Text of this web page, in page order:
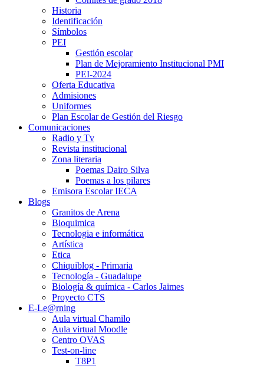
Historia
Identificación
Símbolos
PEI
Gestión escolar
Plan de Mejoramiento Institucional PMI
PEI-2024
Oferta Educativa
Admisiones
Uniformes
Plan Escolar de Gestión del Riesgo
Comunicaciones
Radio y Tv
Revista institucional
Zona literaria
Poemas Dairo Silva
Poemas a los pilares
Emisora Escolar IECA
Blogs
Granitos de Arena
Bioquimica
Tecnologia e informática
Artística
Etica
Chiquiblog - Primaria
Tecnología - Guadalupe
Biología & química - Carlos Jaimes
Proyecto CTS
E-Le@rning
Aula virtual Chamilo
Aula virtual Moodle
Centro OVAS
Test-on-line
T8P1